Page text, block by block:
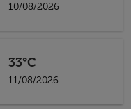
10/08/2026
33°C
11/08/2026